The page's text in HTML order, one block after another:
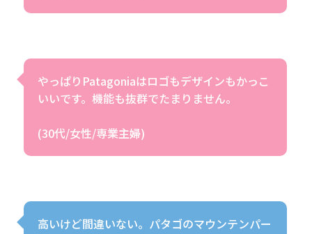
やっぱりPatagoniaはロゴもデザインもかっこ
いいです。機能も抜群でたまりません。
(30代/女性/専業主婦)
高いけど間違いない。パタゴのマウンテンパー